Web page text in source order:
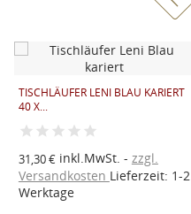
TISCHLÄUFER LENI BLAU KARIERT
40 X...
31,30 €inkl.MwSt.
zzgl.
Versandkosten Lieferzeit: 1-2
Werktage